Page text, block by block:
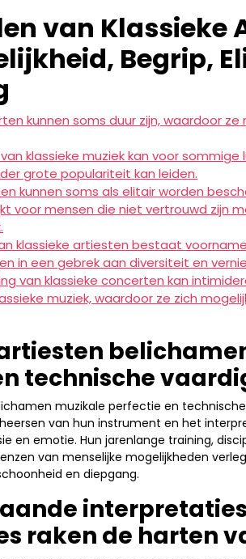
van Klassieke
Begrip,
kunnen soms duur zijn, waardoor
klassieke muziek kan voor
grote populariteit kan leiden.
kunnen soms als elitair worden
voor mensen die niet vertrouwd zijn
klassieke artiesten bestaat
in een gebrek aan diversiteit en
van klassieke concerten kan
muziek, waardoor ze zich
technische
muzikale perfectie en
van hun instrument en het
en emotie. Hun jarenlange training,
van menselijke mogelijkheden
en diepgang.
raken de harten